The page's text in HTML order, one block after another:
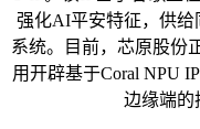
强化AI平安特征，供
系统。目前，芯原股份
用开辟基于Coral NPU
边缘端的